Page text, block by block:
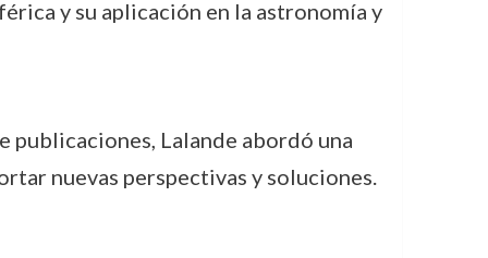
y su aplicación en la astronomía y
publicaciones, Lalande abordó una
nuevas perspectivas y soluciones.